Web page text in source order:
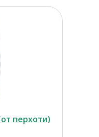
перхоти)